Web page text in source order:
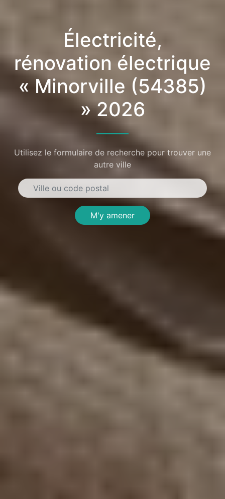
Électricité,
rénovation électrique
« Minorville (54385)
» 2026
Utilisez le formulaire de recherche pour trouver une
autre ville
M'y amener